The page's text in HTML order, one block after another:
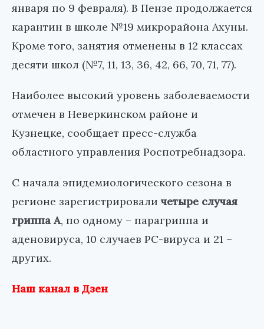
января по 9 февраля). В Пензе продолжается
карантин в школе №19 микрорайона Ахуны.
Кроме того, занятия отменены в 12 классах
десяти школ (№7, 11, 13, 36, 42, 66, 70, 71, 77).
Наиболее высокий уровень заболеваемости
отмечен в Неверкинском районе и
Кузнецке, сообщает пресс-служба
областного управления Роспотребнадзора.
С начала эпидемиологического сезона в
регионе зарегистрировали четыре случая
гриппа А, по одному – парагриппа и
аденовируса, 10 случаев РС-вируса и 21 –
других.
Наш канал в Дзен